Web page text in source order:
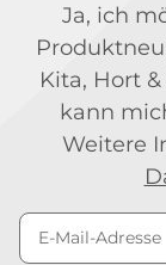
Ja, ich
Kita, Hort
kann
Weitere